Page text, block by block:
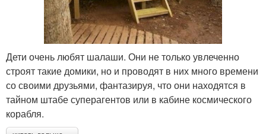
Дети очень любят шалаши. Они не только увлеченно
строят такие домики, но и проводят в них много времени
со своими друзьями, фантазируя, что они находятся в
тайном штабе суперагентов или в кабине космического
корабля.